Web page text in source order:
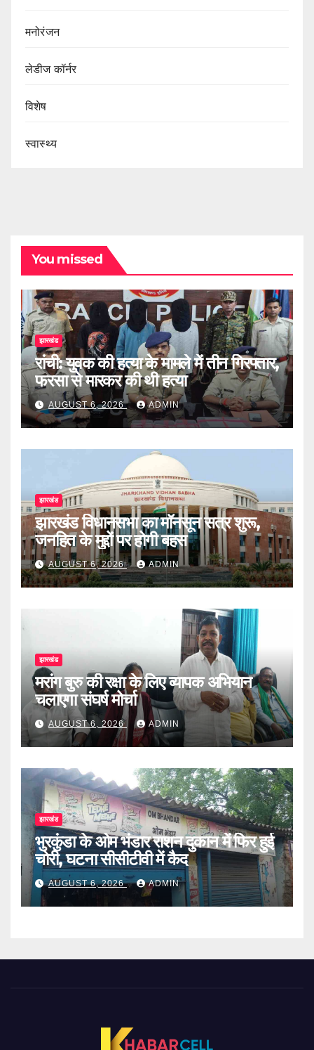
मनोरंजन
लेडीज कॉर्नर
विशेष
स्वास्थ्य
You missed
झारखंड
रांची: युवक की हत्या के मामले में तीन गिरफ्तार,
फरसा से मारकर की थी हत्या
AUGUST 6, 2026 ADMIN
झारखंड
झारखंड विधानसभा का मॉनसून सत्र शुरू,
जनहित के मुद्दों पर होगी बहस
AUGUST 6, 2026 ADMIN
झारखंड
मरांग बुरु की रक्षा के लिए व्यापक अभियान
चलाएगा संघर्ष मोर्चा
AUGUST 6, 2026 ADMIN
झारखंड
भुरकुंडा के ओम भंडार राशन दुकान में फिर हुई
चोरी, घटना सीसीटीवी में कैद
AUGUST 6, 2026 ADMIN